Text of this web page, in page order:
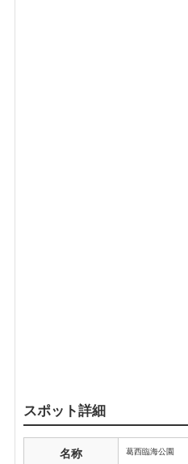
スポット詳細
名称 葛西臨海公園